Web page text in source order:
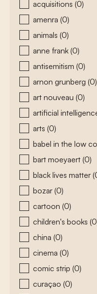
acquisitions (0)
amenra (0)
animals (0)
anne frank (0)
antisemitism (0)
arnon grunberg (0)
art nouveau (0)
artificial
arts (0)
babel in the low
bart moeyaert (0)
black lives matter
bozar (0)
cartoon (0)
children's books
china (0)
cinema (0)
comic strip (0)
curaçao (0)